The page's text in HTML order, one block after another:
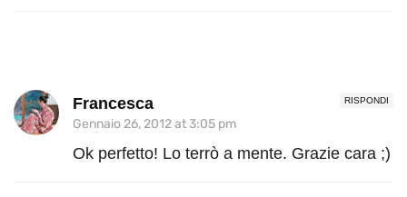
RISPONDI
Francesca
Gennaio 26, 2012 at 3:05 pm
Ok perfetto! Lo terrò a mente. Grazie cara ;)